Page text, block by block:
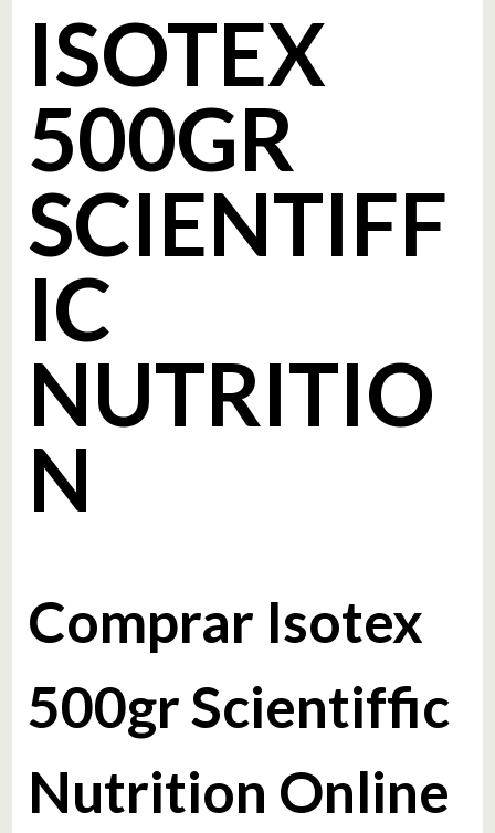
ISOTEX
500GR
SCIENTIFF
IC
NUTRITIO
N
Comprar Isotex
500gr Scientiffic
Nutrition Online